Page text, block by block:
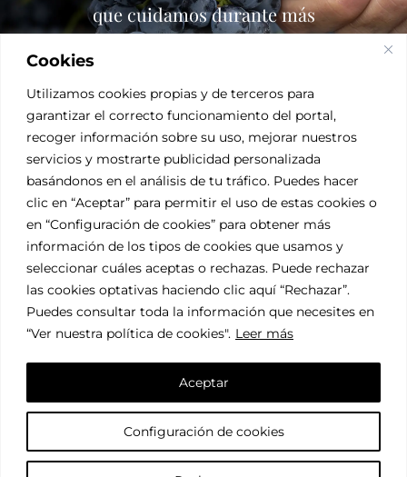
Cookies
Utilizamos cookies propias y de terceros para
garantizar el correcto funcionamiento del portal,
recoger información sobre su uso, mejorar nuestros
servicios y mostrarte publicidad personalizada
basándonos en el análisis de tu tráfico. Puedes hacer
clic en “Aceptar” para permitir el uso de estas cookies o
en “Configuración de cookies” para obtener más
información de los tipos de cookies que usamos y
seleccionar cuáles aceptas o rechazas. Puede rechazar
las cookies optativas haciendo clic aquí “Rechazar”.
Puedes consultar toda la información que necesites en
“Ver nuestra política de cookies". Leer más
Configuración de cookies
Aceptar
que cuidamos durante más
de 50 años
El Tesoro de Nuestros
Viñedos
La Tinta de Toro
Tinta de Toro es la variedad de uva autóctona de la
Denominación de Origen Toro.
finura aromática, intenso color y sabor muy afrutado
además de una gran capacidad de envejecimiento,
Bodegas Covitoro cuenta con la más moderna